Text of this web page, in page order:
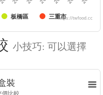
板橋區 三重市https://twfood.cc
小技巧: 可以選擇
裝
價比較